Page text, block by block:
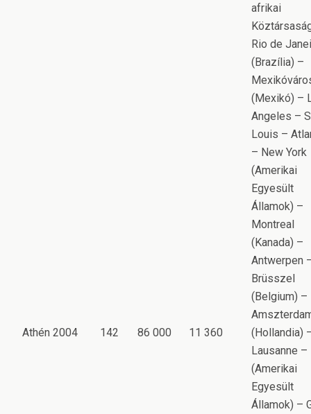
Athén 2004 142 86 000 11 360
afrikai
Rio de
(Brazília) –
(Mexikó) –
Angeles –
Louis –
– New York
(Amerikai
Egyesült
Államok) –
Montreal
(Kanada) –
Antwerpen
Brüsszel
(Belgium) –
(Hollandia)
Lausanne –
(Amerikai
Egyesült
Államok) –